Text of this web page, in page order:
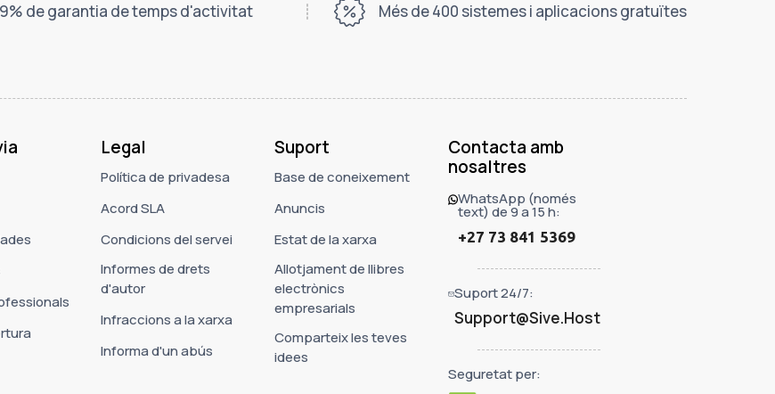
de garantia de temps d'activitat
Més de 400 sistemes i aplicacions gratuïtes
Legal
Política de privadesa
Acord SLA
Condicions del servei
Informes de drets
d'autor
Infraccions a la xarxa
Informa d'un abús
Suport
Base de coneixement
Anuncis
Estat de la xarxa
Allotjament de llibres
electrònics
empresarials
Comparteix les teves
idees
Contacta amb
nosaltres
WhatsApp (només
text) de 9 a 15 h:
+27 73 841 5369
Suport 24/7:
Support@Sive.Host
Seguretat per: